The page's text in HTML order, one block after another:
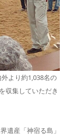
より約1,038名の
収集していただき
遺産「神宿る島」